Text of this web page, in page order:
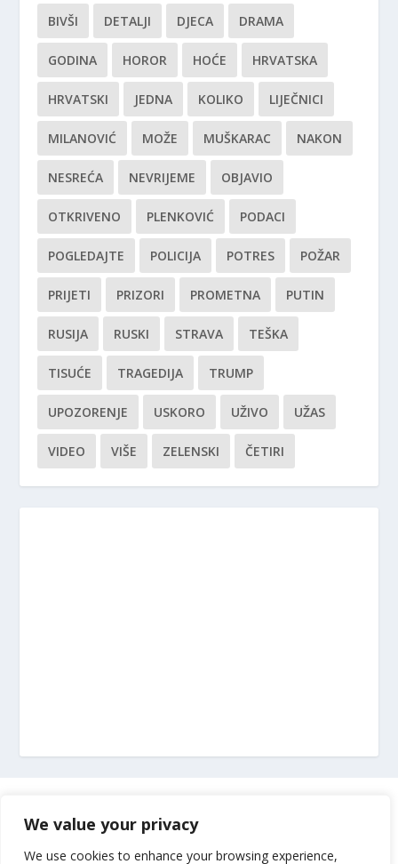
We value your privacy
We use cookies to enhance your browsing experience,
BIVŠI DETALJI DJECA DRAMA
GODINA HOROR HOĆE HRVATSKA
HRVATSKI JEDNA KOLIKO LIJEČNICI
MILANOVIĆ MOŽE MUŠKARAC NAKON
NESREĆA NEVRIJEME OBJAVIO
OTKRIVENO PLENKOVIĆ PODACI
POGLEDAJTE POLICIJA POTRES POŽAR
PRIJETI PRIZORI PROMETNA PUTIN
RUSIJA RUSKI STRAVA TEŠKA
TISUĆE TRAGEDIJA TRUMP
UPOZORENJE USKORO UŽIVO UŽAS
VIDEO VIŠE ZELENSKI ČETIRI
Impressum